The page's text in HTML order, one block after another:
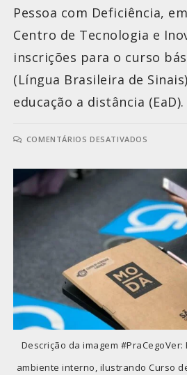
Pessoa com Deficiência,
Centro de Tecnologia e
inscrições para o curso
(Língua Brasileira de
educação a distância (EaD).
COMENTÁRIOS DESATIVADOS
Descrição da imagem
ambiente interno, ilustrando Curso